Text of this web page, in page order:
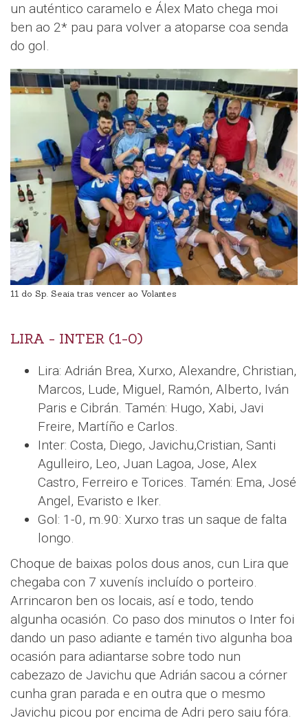
un auténtico caramelo e Álex Mato chega moi
ben ao 2* pau para volver a atoparse coa senda
do gol.
11 do Sp. Seaia tras vencer ao Volantes
LIRA - INTER (1-0)
Lira: Adrián Brea, Xurxo, Alexandre, Christian,
Marcos, Lude, Miguel, Ramón, Alberto, Iván
Paris e Cibrán. Tamén: Hugo, Xabi, Javi
Freire, Martíño e Carlos.
Inter: Costa, Diego, Javichu,Cristian, Santi
Agulleiro, Leo, Juan Lagoa, Jose, Alex
Castro, Ferreiro e Torices. Tamén: Ema, José
Angel, Evaristo e Iker.
Gol: 1-0, m.90: Xurxo tras un saque de falta
longo.
Choque de baixas polos dous anos, cun Lira que
chegaba con 7 xuvenís incluído o porteiro.
Arrincaron ben os locais, así e todo, tendo
algunha ocasión. Co paso dos minutos o Inter foi
dando un paso adiante e tamén tivo algunha boa
ocasión para adiantarse sobre todo nun
cabezazo de Javichu que Adrián sacou a córner
cunha gran parada e en outra que o mesmo
Javichu picou por encima de Adri pero saiu fóra.